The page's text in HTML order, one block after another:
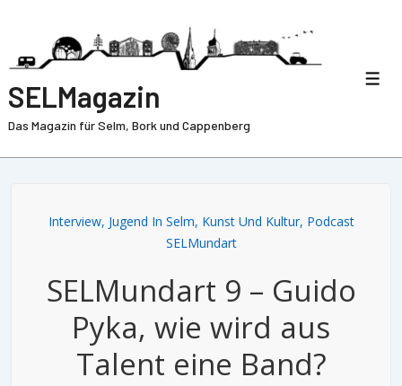
SELMagazin
Das Magazin für Selm, Bork und Cappenberg
Interview, Jugend In Selm, Kunst Und Kultur, Podcast
SELMundart
SELMundart 9 – Guido
Pyka, wie wird aus
Talent eine Band?